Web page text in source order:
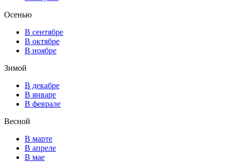
Осенью
В сентябре
В октябре
В ноябре
Зимой
В декабре
В январе
В феврале
Весной
В марте
В апреле
В мае